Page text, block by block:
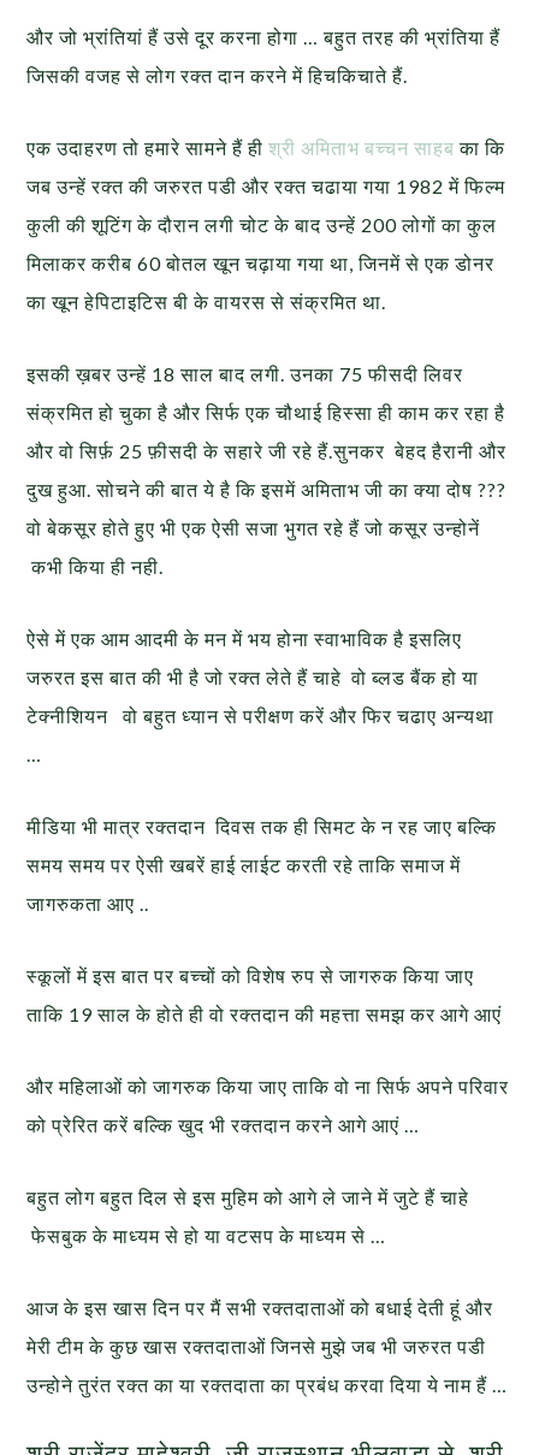
और जो भ्रांतियां हैं उसे दूर करना होगा … बहुत तरह की भ्रांतिया हैं
जिसकी वजह से लोग रक्त दान करने में हिचकिचाते हैं.
एक उदाहरण तो हमारे सामने हैं हीश्री अमिताभ बच्चन साहब का कि
जब उन्हें रक्त की जरुरत पडी और रक्त चढाया गया 1982 में फिल्म
कुली की शूटिंग के दौरान लगी चोट के बाद उन्हें 200 लोगों का कुल
मिलाकर करीब 60 बोतल खून चढ़ाया गया था, जिनमें से एक डोनर
का खून हेपिटाइटिस बी के वायरस से संक्रमित था.
इसकी ख़बर उन्हें 18 साल बाद लगी. उनका 75 फीसदी लि‍वर
संक्रमित हो चुका है और सिर्फ एक चौथाई हिस्सा ही काम कर रहा है
और वो सिर्फ़ 25 फ़ीसदी के सहारे जी रहे हैं.सुनकर बेहद हैरानी और
दुख हुआ. सोचने की बात ये है कि इसमें अमिताभ जी का क्या दोष ???
वो बेकसूर होते हुए भी एक ऐसी सजा भुगत रहे हैं जो कसूर उन्होनें
कभी किया ही नही.
ऐसे में एक आम आदमी के मन में भय होना स्वाभाविक है इसलिए
जरुरत इस बात की भी है जो रक्त लेते हैं चाहे वो ब्लड बैंक हो या
टेक्नीशियन वो बहुत ध्यान से परीक्षण करें और फिर चढाए अन्यथा
…
मीडिया भी मात्र रक्तदान दिवस तक ही सिमट के न रह जाए बल्कि
समय समय पर ऐसी खबरें हाई लाईट करती रहे ताकि समाज में
जागरुकता आए ..
स्कूलों में इस बात पर बच्चों को विशेष रुप से जागरुक किया जाए
ताकि 19 साल के होते ही वो रक्तदान की महत्ता समझ कर आगे आएं
और महिलाओं को जागरुक किया जाए ताकि वो ना सिर्फ अपने परिवार
को प्रेरित करें बल्कि खुद भी रक्तदान करने आगे आएं …
बहुत लोग बहुत दिल से इस मुहिम को आगे ले जाने में जुटे हैं चाहे
फेसबुक के माध्यम से हो या वटसप के माध्यम से …
आज के इस खास दिन पर मैं सभी रक्तदाताओं को बधाई देती हूं और
मेरी टीम के कुछ खास रक्तदाताओं जिनसे मुझे जब भी जरुरत पडी
उन्होने तुरंत रक्त का या रक्तदाता का प्रबंध करवा दिया ये नाम हैं …